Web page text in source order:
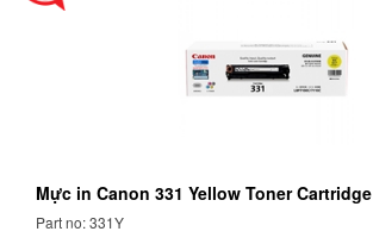
Mực in Canon 331 Yellow Toner Cartridge
Part no: 331Y